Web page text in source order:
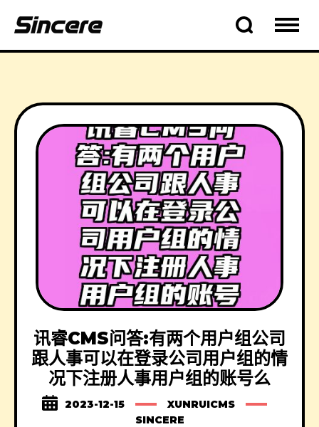
讯睿CMS问答:有两个用户组公司
跟人事可以在登录公司用户组的情
况下注册人事用户组的账号么
2023-12-15
XUNRUICMS
SINCERE